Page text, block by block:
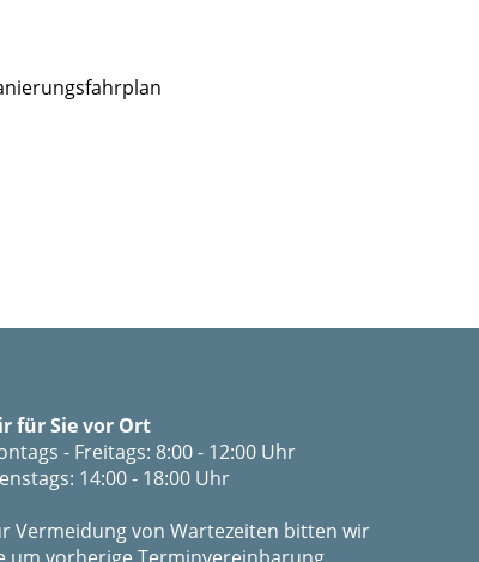
für Sie vor Ort
- Freitags: 8:00 - 12:00 Uhr
14:00 - 18:00 Uhr
Vermeidung von Wartezeiten bitten wir